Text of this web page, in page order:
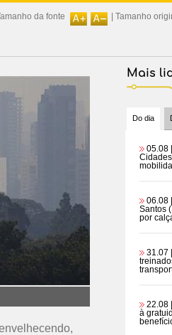
da fonte Tamanho
Mais
Do dia
05.08
06.08
Santos
por
31.07
22.08
à